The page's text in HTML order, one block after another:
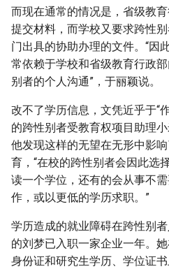
而现在通常的情况是，省级教
提交材料，而学校又要求跨性
门出具的协助办理的文件。“因
常依赖于学校和省级教育行政
别者的个人沟通”，于丽颖说。
改不了学历信息，文凭近乎于“
的跨性别者受教育权项目助理
他发现这样的无望在无形中影
育，“在校的跨性别者会因此选
读一个学位，还有的会从事不
作，或以更低的学历求职。”
学历造成的就业障碍在跨性别
的刘梦已入职一家企业一年。
身份证和研究生学历、学位证